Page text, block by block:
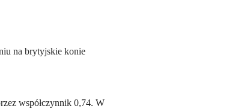
na brytyjskie konie
współczynnik 0,74. W